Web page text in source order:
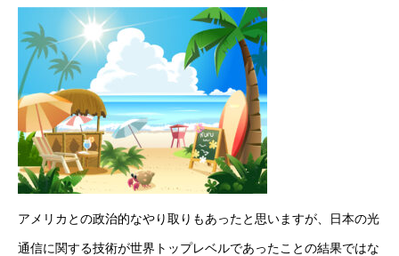
HOME
新着情報
会社概要
事業紹介
採用情報
アメリカとの政治的なやり取りもあったと思いますが、日本の光
通信に関する技術が世界トップレベルであったことの結果ではな